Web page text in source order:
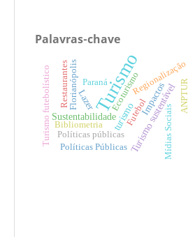
Palavras-chave
TurismoTurismo sustentável
turismoImpactos
Lazer
Sustentabilidade
Ecoturismo
Florianópolis
Mídias Sociais
Políticas públicas
Regionalização
Restaurantes Paraná
Políticas Públicas
Bibliometria
Turismo futebolístico Futebol ANPTUR